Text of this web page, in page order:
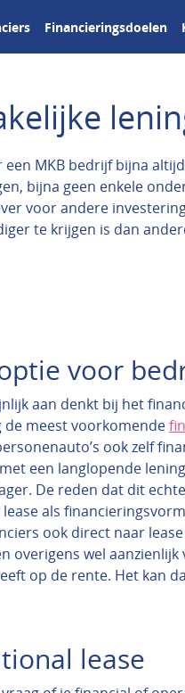
Financieringsdoelen
MKB bedrijf bijna
bijna geen enkele
voor andere
te krijgen is dan
voor
aan denkt bij het
de meest voorkomende
ook zelf
een langlopende
De reden dat dit
als
ook direct naar
overigens wel
op de rente. Het kan
lease